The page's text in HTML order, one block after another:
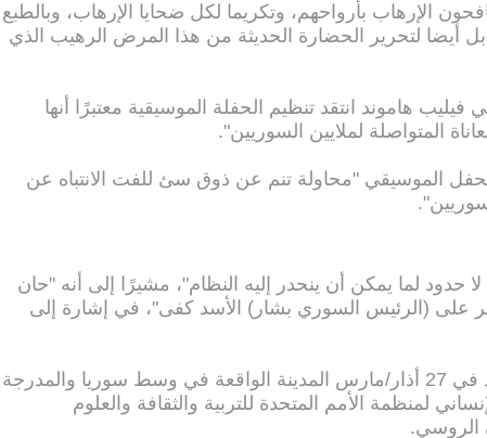
الإرهاب بأرواحهم، وتكريما لكل ضحايا الإرهاب، وبالطبع
أيضا لتحرير الحضارة الحديثة من هذا المرض الرهيب الذي
فيليب هاموند انتقد تنظيم الحفلة الموسيقية معتبرًا أنها
المتواصلة لملايين السوريين".
الموسيقي "محاولة تنم عن ذوق سئ للفت الانتباه عن
لما يمكن أن ينحدر إليه النظام"، مشيرًا إلى أنه "حان
على (الرئيس السوري بشار) الأسد كفى"، في إشارة إلى
وكان الجيش السوري استعاد في 27 أذار/مارس المدينة الواقعة في وسط سوريا والمدرجة
لمنظمة الأمم المتحدة للتربية والثقافة والعلوم
الروسي.